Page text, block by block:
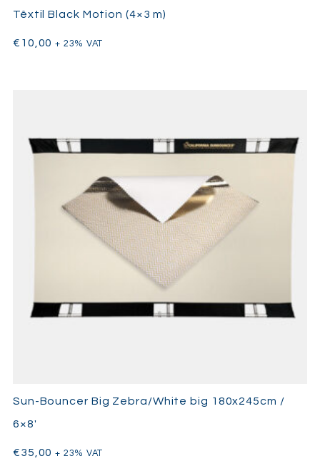
Têxtil Black Motion (4×3 m)
€ 10,00 + 23% VAT
Sun-Bouncer Big Zebra/White big 180x245cm /
6×8′
€35,00 + 23% VAT